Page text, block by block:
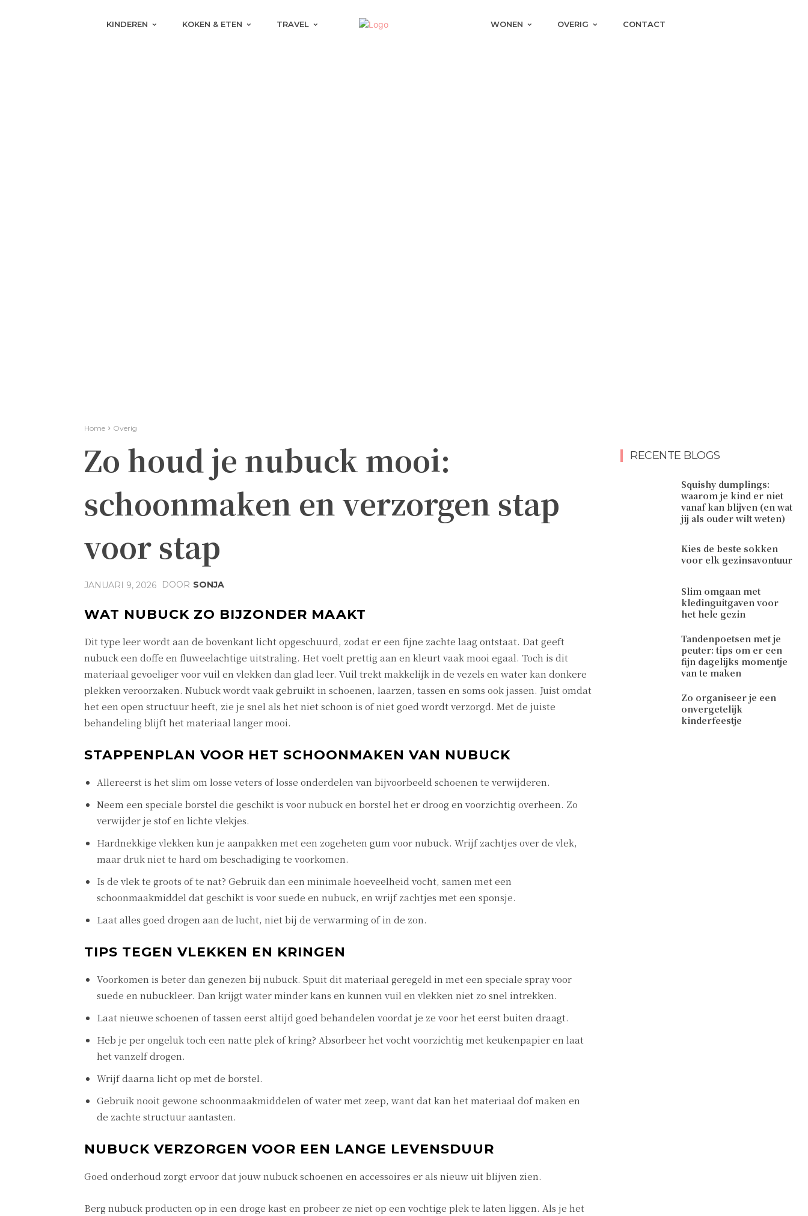
KINDEREN KOKEN & ETEN TRAVEL WONEN OVERIG CONTACT
Home Overig
Zo houd je nubuck mooi:
schoonmaken en verzorgen stap
voor stap
JANUARI 9, 2026 DOOR SONJA
WAT NUBUCK ZO BIJZONDER MAAKT
Dit type leer wordt aan de bovenkant licht opgeschuurd, zodat er een fijne zachte laag ontstaat. Dat geeft
nubuck een doffe en fluweelachtige uitstraling. Het voelt prettig aan en kleurt vaak mooi egaal. Toch is dit
materiaal gevoeliger voor vuil en vlekken dan glad leer. Vuil trekt makkelijk in de vezels en water kan donkere
plekken veroorzaken. Nubuck wordt vaak gebruikt in schoenen, laarzen, tassen en soms ook jassen. Juist omdat
het een open structuur heeft, zie je snel als het niet schoon is of niet goed wordt verzorgd. Met de juiste
behandeling blijft het materiaal langer mooi.
STAPPENPLAN VOOR HET SCHOONMAKEN VAN NUBUCK
Allereerst is het slim om losse veters of losse onderdelen van bijvoorbeeld schoenen te verwijderen.
Neem een speciale borstel die geschikt is voor nubuck en borstel het er droog en voorzichtig overheen. Zo
verwijder je stof en lichte vlekjes.
Hardnekkige vlekken kun je aanpakken met een zogeheten gum voor nubuck. Wrijf zachtjes over de vlek,
maar druk niet te hard om beschadiging te voorkomen.
Is de vlek te groots of te nat? Gebruik dan een minimale hoeveelheid vocht, samen met een
schoonmaakmiddel dat geschikt is voor suede en nubuck, en wrijf zachtjes met een sponsje.
Laat alles goed drogen aan de lucht, niet bij de verwarming of in de zon.
TIPS TEGEN VLEKKEN EN KRINGEN
Voorkomen is beter dan genezen bij nubuck. Spuit dit materiaal geregeld in met een speciale spray voor
suede en nubuckleer. Dan krijgt water minder kans en kunnen vuil en vlekken niet zo snel intrekken.
Laat nieuwe schoenen of tassen eerst altijd goed behandelen voordat je ze voor het eerst buiten draagt.
Heb je per ongeluk toch een natte plek of kring? Absorbeer het vocht voorzichtig met keukenpapier en laat
het vanzelf drogen.
Wrijf daarna licht op met de borstel.
Gebruik nooit gewone schoonmaakmiddelen of water met zeep, want dat kan het materiaal dof maken en
de zachte structuur aantasten.
NUBUCK VERZORGEN VOOR EEN LANGE LEVENSDUUR
Goed onderhoud zorgt ervoor dat jouw nubuck schoenen en accessoires er als nieuw uit blijven zien.
Berg nubuck producten op in een droge kast en probeer ze niet op een vochtige plek te laten liggen. Als je het
RECENTE BLOGS
Squishy dumplings:
waarom je kind er niet
vanaf kan blijven (en wat
jij als ouder wilt weten)
Kies de beste sokken
voor elk gezinsavontuur
Slim omgaan met
kledinguitgaven voor
het hele gezin
Tandenpoetsen met je
peuter: tips om er een
fijn dagelijks momentje
van te maken
Zo organiseer je een
onvergetelijk
kinderfeestje